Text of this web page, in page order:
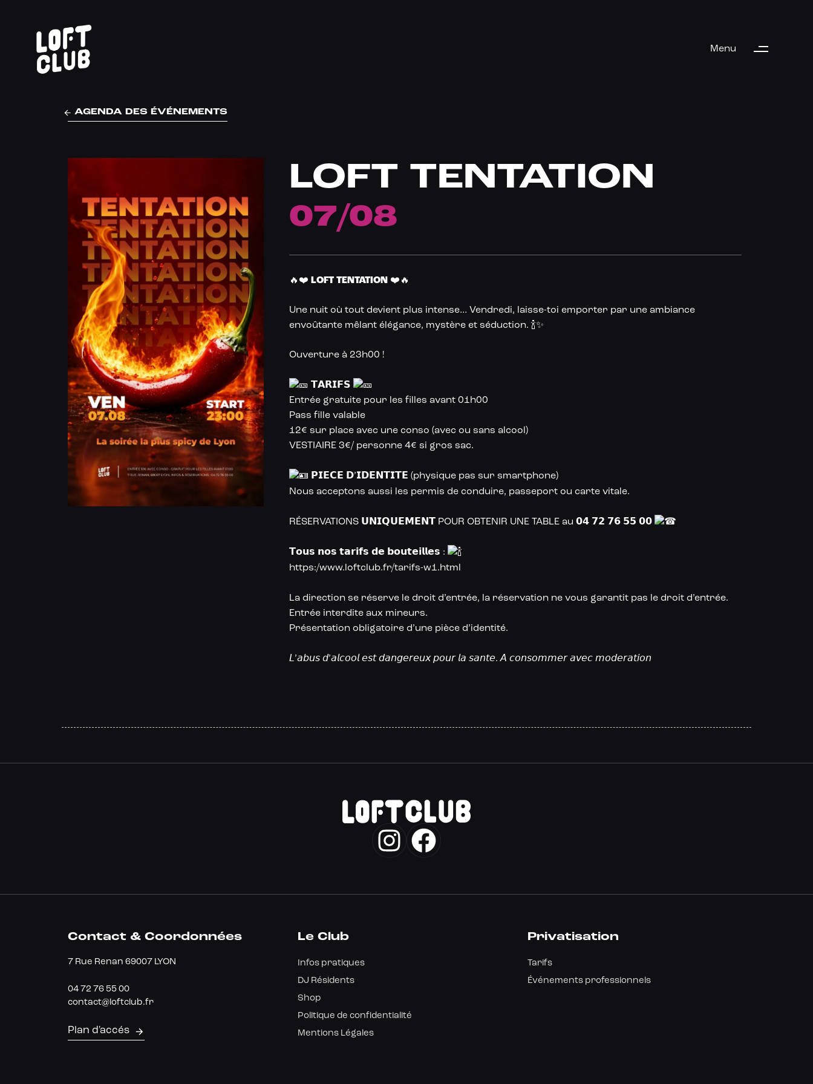
Menu
AGENDA DES ÉVÉNEMENTS
LOFT TENTATION
07/08
🔥❤️ LOFT TENTATION ❤️🔥
Une nuit où tout devient plus intense… Vendredi, laisse-toi emporter par une ambiance
envoûtante mêlant élégance, mystère et séduction. 🍾✨
Ouverture à 23h00 !
𝗧𝗔𝗥𝗜𝗙𝗦
Entrée gratuite pour les filles avant 01h00
Pass fille valable
12€ sur place avec une conso (avec ou sans alcool)
VESTIAIRE 3€/ personne 4€ si gros sac.
𝗣𝗜𝗘𝗖𝗘 𝗗’𝗜𝗗𝗘𝗡𝗧𝗜𝗧𝗘 (physique pas sur smartphone)
Nous acceptons aussi les permis de conduire, passeport ou carte vitale.
RÉSERVATIONS 𝗨𝗡𝗜𝗤𝗨𝗘𝗠𝗘𝗡𝗧 POUR OBTENIR UNE TABLE au 𝟬𝟰 𝟳𝟮 𝟳𝟲 𝟱𝟱 𝟬𝟬
𝗧𝗼𝘂𝘀 𝗻𝗼𝘀 𝘁𝗮𝗿𝗶𝗳𝘀 𝗱𝗲 𝗯𝗼𝘂𝘁𝗲𝗶𝗹𝗹𝗲𝘀 :
https:/www.loftclub.fr/tarifs-w1.html
La direction se réserve le droit d’entrée, la réservation ne vous garantit pas le droit d’entrée.
Entrée interdite aux mineurs.
Présentation obligatoire d’une pièce d’identité.
𝘓’𝘢𝘣𝘶𝘴 𝘥’𝘢𝘭𝘤𝘰𝘰𝘭 𝘦𝘴𝘵 𝘥𝘢𝘯𝘨𝘦𝘳𝘦𝘶𝘹 𝘱𝘰𝘶𝘳 𝘭𝘢 𝘴𝘢𝘯𝘵𝘦. 𝘈 𝘤𝘰𝘯𝘴𝘰𝘮𝘮𝘦𝘳 𝘢𝘷𝘦𝘤 𝘮𝘰𝘥𝘦𝘳𝘢𝘵𝘪𝘰𝘯
Contact & Coordonnées
7 Rue Renan 69007 LYON
04 72 76 55 00
contact@loftclub.fr
Plan d'accés
Le Club
Infos pratiques
DJ Résidents
Shop
Politique de confidentialité
Mentions Légales
Privatisation
Tarifs
Événements professionnels